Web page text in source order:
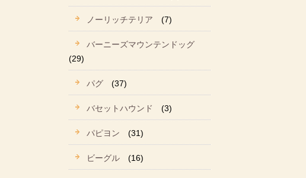
ノーリッチテリア (7)
バーニーズマウンテンドッグ
(29)
パグ (37)
バセットハウンド (3)
パピヨン (31)
ビーグル (16)